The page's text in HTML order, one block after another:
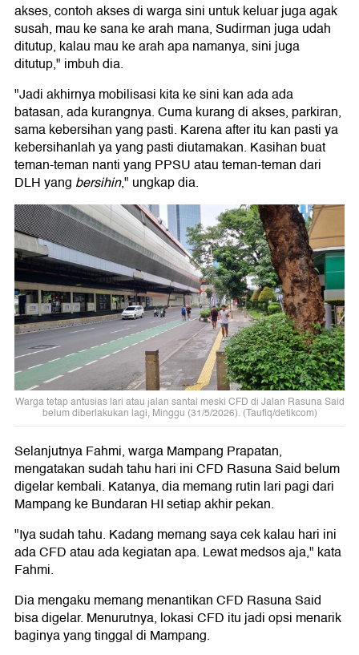
akses, contoh akses di warga sini untuk keluar juga agak
susah, mau ke sana ke arah mana, Sudirman juga udah
ditutup, kalau mau ke arah apa namanya, sini juga
ditutup," imbuh dia.
"Jadi akhirnya mobilisasi kita ke sini kan ada ada
batasan, ada kurangnya. Cuma kurang di akses, parkiran,
sama kebersihan yang pasti. Karena after itu kan pasti ya
kebersihanlah ya yang pasti diutamakan. Kasihan buat
teman-teman nanti yang PPSU atau teman-teman dari
DLH yang bersihin," ungkap dia.
Warga tetap antusias lari atau jalan santai meski CFD di Jalan Rasuna Said
belum diberlakukan lagi, Minggu (31/5/2026). (Taufiq/detikcom)
Selanjutnya Fahmi, warga Mampang Prapatan,
mengatakan sudah tahu hari ini CFD Rasuna Said belum
digelar kembali. Katanya, dia memang rutin lari pagi dari
Mampang ke Bundaran HI setiap akhir pekan.
"Iya sudah tahu. Kadang memang saya cek kalau hari ini
ada CFD atau ada kegiatan apa. Lewat medsos aja," kata
Fahmi.
Dia mengaku memang menantikan CFD Rasuna Said
bisa digelar. Menurutnya, lokasi CFD itu jadi opsi menarik
baginya yang tinggal di Mampang.